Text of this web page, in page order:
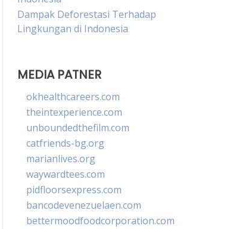
Dampak Deforestasi Terhadap
Lingkungan di Indonesia
MEDIA PATNER
okhealthcareers.com
theintexperience.com
unboundedthefilm.com
catfriends-bg.org
marianlives.org
waywardtees.com
pidfloorsexpress.com
bancodevenezuelaen.com
bettermoodfoodcorporation.com